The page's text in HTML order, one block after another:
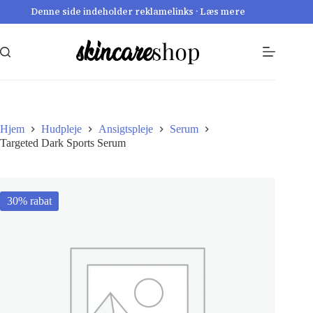
Denne side indeholder reklamelinks · Læs mere
Hjem Hudpleje Ansigtspleje
Serum
Targeted Dark Sports Serum
30% rabat